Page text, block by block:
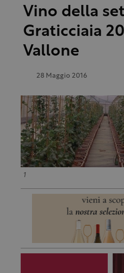
Vino della
Graticciaia
Vallone
28 Maggio 2016
1